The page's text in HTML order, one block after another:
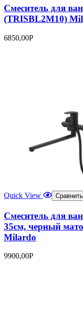
Смеситель для
(TRISBL2M10)
6850,00Р
Quick View Сравнить
Смеситель для
35см, черный
Milardo
9900,00Р